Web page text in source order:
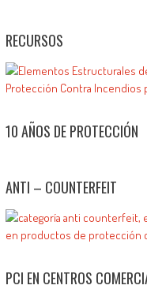
RECURSOS
10 AÑOS DE PROTECCIÓN
ANTI – COUNTERFEIT
PCI EN CENTROS